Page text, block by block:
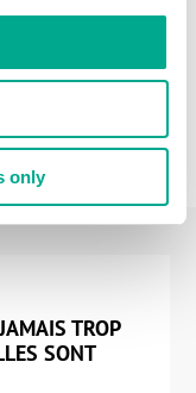
only
TROP
SONT